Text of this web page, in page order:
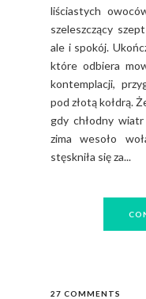
liściastych
szeleszczący
ale i spokój.
które odbiera
kontemplacji,
pod złotą kołdrą.
gdy chłodny
zima wesoło
stęskniła się za...
27 COMMENTS